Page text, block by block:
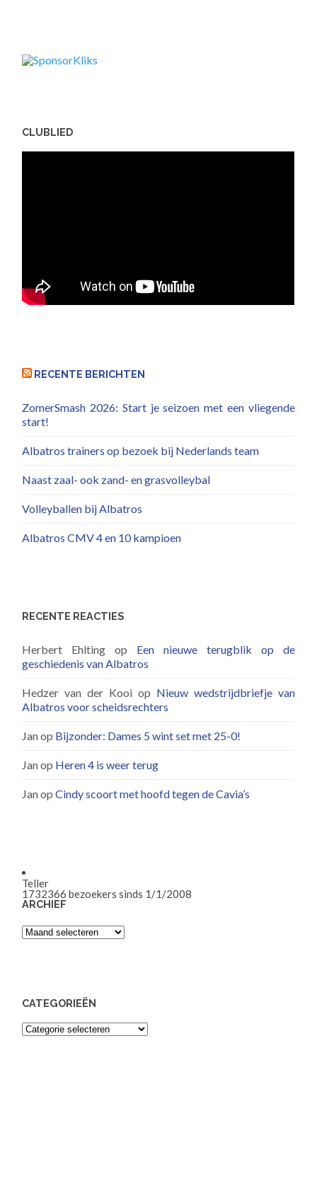
CLUBLIED
RECENTE BERICHTEN
ZomerSmash 2026: Start je seizoen met een vliegende
start!
Albatros trainers op bezoek bij Nederlands team
Naast zaal- ook zand- en grasvolleybal
Volleyballen bij Albatros
Albatros CMV 4 en 10 kampioen
RECENTE REACTIES
Herbert Ehlting op Een nieuwe terugblik op de
geschiedenis van Albatros
Hedzer van der Kooi op Nieuw wedstrijdbriefje van
Albatros voor scheidsrechters
Janop Bijzonder: Dames 5 wint set met 25-0!
Janop Heren 4 is weer terug
JanopCindy scoort met hoofd tegen de Cavia’s
Teller
1732366 bezoekers sinds 1/1/2008
ARCHIEF
Archief
CATEGORIEËN
Categorieën